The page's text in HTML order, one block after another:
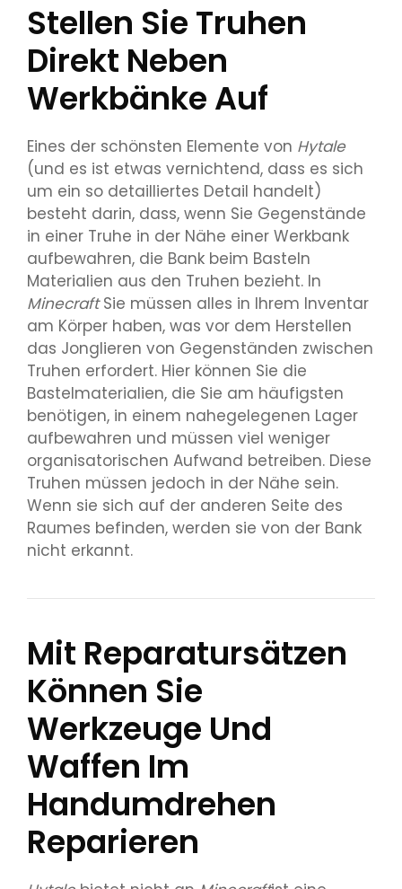
Stellen Sie Truhen
Direkt Neben
Werkbänke Auf
Eines der schönsten Elemente von Hytale
(und es ist etwas vernichtend, dass es sich
um ein so detailliertes Detail handelt)
besteht darin, dass, wenn Sie Gegenstände
in einer Truhe in der Nähe einer Werkbank
aufbewahren, die Bank beim Basteln
Materialien aus den Truhen bezieht. In
MinecraftSie müssen alles in Ihrem Inventar
am Körper haben, was vor dem Herstellen
das Jonglieren von Gegenständen zwischen
Truhen erfordert. Hier können Sie die
Bastelmaterialien, die Sie am häufigsten
benötigen, in einem nahegelegenen Lager
aufbewahren und müssen viel weniger
organisatorischen Aufwand betreiben. Diese
Truhen müssen jedoch in der Nähe sein.
Wenn sie sich auf der anderen Seite des
Raumes befinden, werden sie von der Bank
nicht erkannt.
Mit Reparatursätzen
Können Sie
Werkzeuge Und
Waffen Im
Handumdrehen
Reparieren